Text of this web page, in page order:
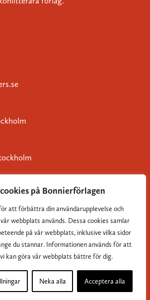
på Bonnierförlagen
att förbättra din användarupplevelse och
webbplats används. Dessa cookies samlar
på vår webbplats, inklusive vilka sidor
du stannar. Informationen används för att
kan göra vår webbplats bättre för dig.
Neka alla Acceptera alla
Om Bonnierförlagen
Cookies
Integritetspolicy